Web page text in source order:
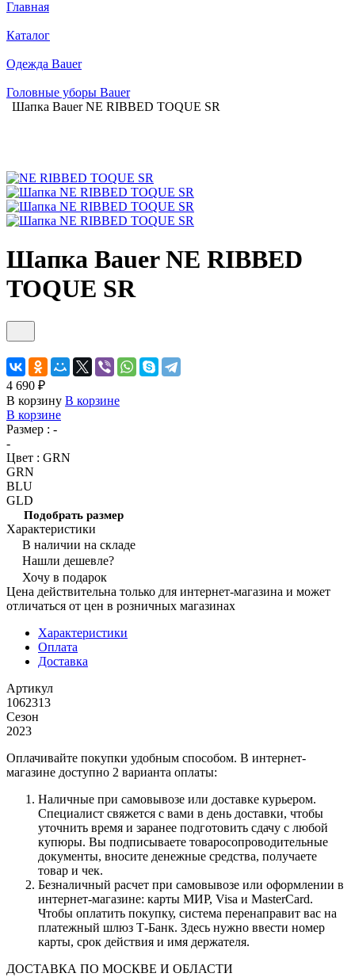
Главная
Каталог
Одежда Bauer
Головные уборы Bauer
Шапка Bauer NE RIBBED TOQUE SR
Шапка Bauer NE RIBBED
TOQUE SR
4 690 ₽
В корзину В корзине
В корзине
Размер : -
-
Цвет : GRN
GRN
BLU
GLD
Подобрать размер
Характеристики
В наличии на складе
Нашли дешевле?
Хочу в подарок
Цена действительна только для интернет-магазина и может
отличаться от цен в розничных магазинах
Характеристики
Оплата
Доставка
Артикул
1062313
Сезон
2023
Оплачивайте покупки удобным способом. В интернет-
магазине доступно 2 варианта оплаты:
Наличные при самовывозе или доставке курьером.
Специалист свяжется с вами в день доставки, чтобы
уточнить время и заранее подготовить сдачу с любой
купюры. Вы подписываете товаросопроводительные
документы, вносите денежные средства, получаете
товар и чек.
Безналичный расчет при самовывозе или оформлении в
интернет-магазине: карты МИР, Visa и MasterCard.
Чтобы оплатить покупку, система перенаправит вас на
платежный шлюз Т-Банк. Здесь нужно ввести номер
карты, срок действия и имя держателя.
ДОСТАВКА ПО МОСКВЕ И ОБЛАСТИ